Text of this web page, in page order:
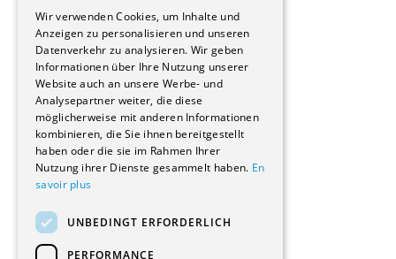
Immobilienverwaltungsgesellschaften
Stockwerkeigentum
Reportagen
Wohnungen
Renovierungen
Innere Umbauten
Gastgewerbe und Tourismus
Verwaltungsgebäude und Geschäfte
Schuleinrichtungen
Medizinische Einrichtungen
Kultur - Sport - Freizeit
Industrie - Handwerk
Wir verwenden Cookies, um Inhalte und
Anzeigen zu personalisieren und unseren
Datenverkehr zu analysieren. Wir geben
Informationen über Ihre Nutzung unserer
Website auch an unsere Werbe- und
Analysepartner weiter, die diese
möglicherweise mit anderen Informationen
kombinieren, die Sie ihnen bereitgestellt
haben oder die sie im Rahmen Ihrer
Nutzung ihrer Dienste gesammelt haben. En
savoir plus
UNBEDINGT ERFORDERLICH
PERFORMANCE